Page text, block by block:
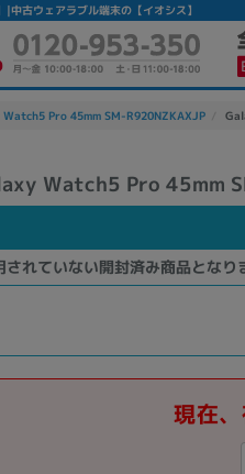
古ウェアラブル端末の【イオシス】
Pro 45mm SM-R920NZKAXJP
Watch5 Pro 45mm
されていない開封済み商品とな
現在、
かんたんパソコン